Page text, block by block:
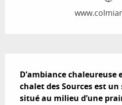
D’ambiance
chalet des Sources est
situé au milieu d’une